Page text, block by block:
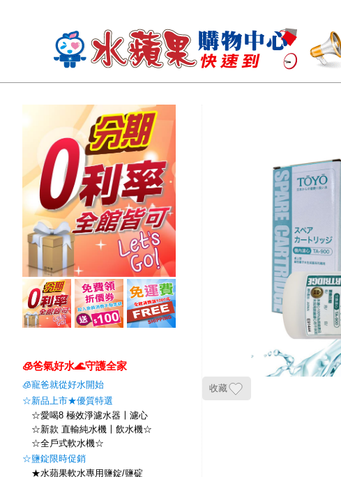
🧊爸氣好水🌊守護全家
🧊寵爸就從好水開始
☆新品上市★優質特選
☆愛喝8 極效淨濾水器〡濾心
☆新款 直輸純水機〡飲水機☆
☆全戶式軟水機☆
☆鹽錠限時促銷
★水蘋果軟水專用鹽錠/鹽碇
收藏